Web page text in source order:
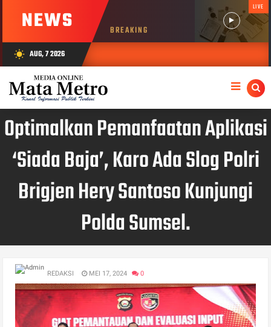
NEWS BREAKING
LIVE
wb_sunny AUG, 7 2026
Optimalkan Pemanfaatan Aplikasi
‘Siada Baja’, Karo Ada Slog Polri
Brigjen Hery Santoso Kunjungi
Polda Sumsel.
REDAKSI MEI 17, 2024 0